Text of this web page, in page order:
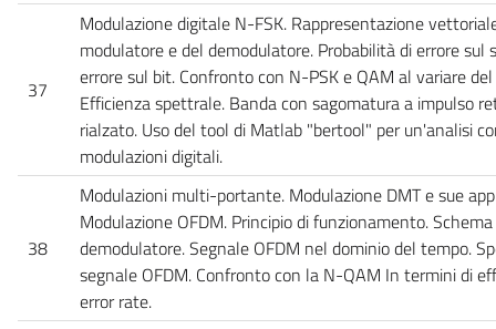
37
Modulazione digitale N-FSK. Rappresentazione
modulatore e del demodulatore. Probabilità di errore sul
errore sul bit. Confronto con N-PSK e QAM al variare
Efficienza spettrale. Banda con sagomatura a impulso
rialzato. Uso del tool di Matlab "bertool" per un'analisi
modulazioni digitali.
38
Modulazioni multi-portante. Modulazione DMT e sue
Modulazione OFDM. Principio di funzionamento.
demodulatore. Segnale OFDM nel dominio del tempo.
segnale OFDM. Confronto con la N-QAM In termini di
error rate.